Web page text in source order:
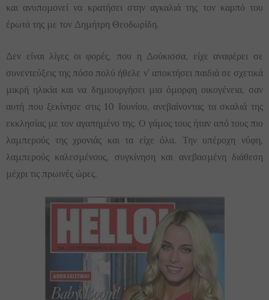
και ανυπομονεί να κρατήσει στην αγκαλιά της τον καρπό του
έρωτά της με τον Δημήτρη Θεοδωρίδη.
Δεν είναι λίγες οι φορές, που η Δούκισσα, είχε αναφέρει σε
συνεντεύξεις της πόσο πολύ ήθελε ν’ αποκτήσει παιδιά σε σχετικά
μικρή ηλικία και να δημιουργήσει μια όμορφη οικογένεια, σαν
αυτή που ξεκίνησε στις 10 Ιουνίου, ανεβαίνοντας τα σκαλιά της
εκκλησίας με τον αγαπημένο της. Ο γάμος τους ήταν από τους πιο
λαμπερούς της χρονιάς και τα είχε όλα. Την υπέροχη νύφη,
λαμπερούς καλεσμένους, συγκίνηση και ανεβασμένη διάθεση
μέχρι τις πρωινές ώρες.